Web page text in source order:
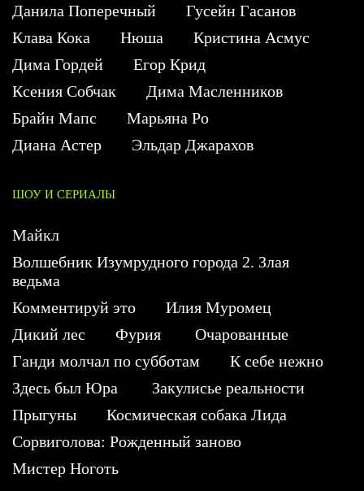
Данила Поперечный
Гусейн Гасанов
Клава Кока
Нюша
Кристина Асмус
Дима Гордей
Егор Крид
Ксения Собчак
Дима Масленников
Брайн Мапс
Марьяна Ро
Диана Астер
Эльдар Джарахов
ШОУ И СЕРИАЛЫ
Майкл
Волшебник Изумрудного города 2. Злая
ведьма
Комментируй это
Илия Муромец
Дикий лес
Фурия
Очарованные
Ганди молчал по субботам
К себе нежно
Здесь был Юра
Закулисье реальности
Прыгуны
Космическая собака Лида
Сорвиголова: Рожденный заново
Мистер Ноготь